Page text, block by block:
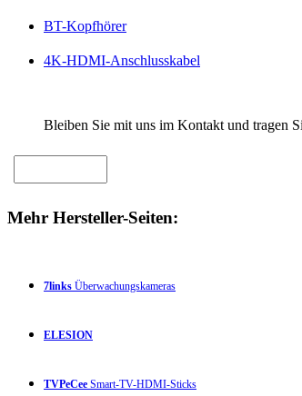
BT-Kopfhörer
4K-HDMI-Anschlusskabel
Bleiben Sie mit uns im Kontakt und tragen
Mehr Hersteller-Seiten:
7links Überwachungskameras
ELESION
TVPeCee Smart-TV-HDMI-Sticks